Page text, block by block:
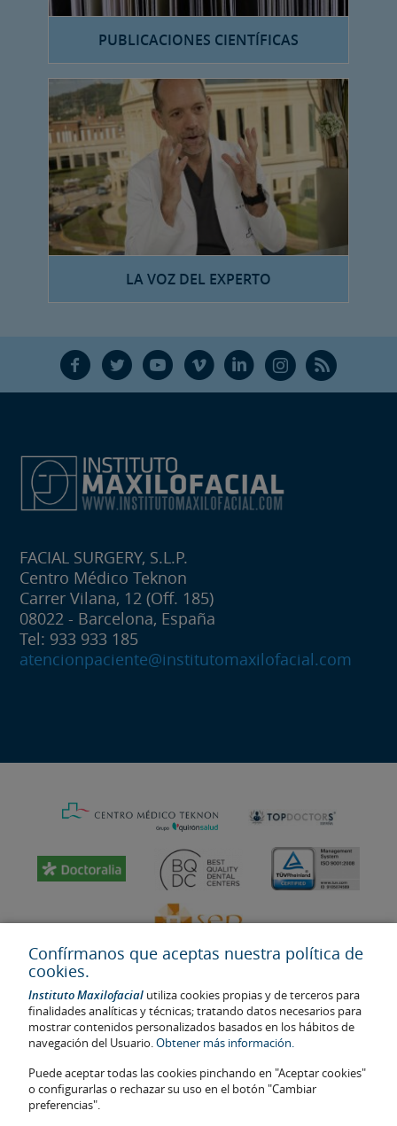
PUBLICACIONES CIENTÍFICAS
LA VOZ DEL EXPERTO
F T Y V L Ñ R
FACIAL SURGERY, S.L.P.
Centro Médico Teknon
Carrer Vilana, 12 (Off. 185)
08022 - Barcelona, España
Tel: 933 933 185
atencionpaciente@institutomaxilofacial.com
Última actualización: 2023
No. de autorización de centro sanitario: E08646940
La información presente en la web no reemplaza sino complementa
la relación médico-paciente. En caso de duda, consulte con el
Confírmanos que aceptas nuestra política de
cookies.
Instituto Maxilofacial utiliza cookies propias y de terceros para
finalidades analíticas y técnicas; tratando datos necesarios para
mostrar contenidos personalizados basados en los hábitos de
navegación del Usuario.Obtener más información.
Puede aceptar todas las cookies pinchando en "Aceptar cookies"
o configurarlas o rechazar su uso en el botón "Cambiar
preferencias".